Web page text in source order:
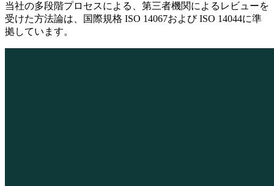
当社の多段階プロセスによる、第三者機関によるレビューを
受けた方法論は、国際規格 ISO 14067および ISO 14044に準
拠しています。